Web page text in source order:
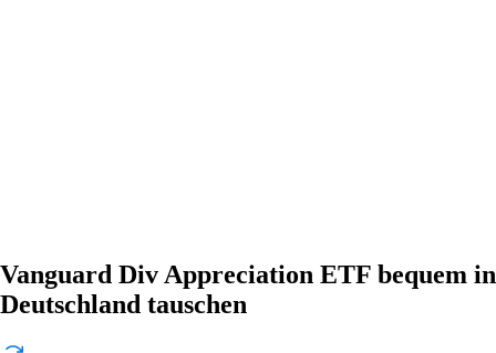
Vanguard Div Appreciation ETF bequem in
Deutschland tauschen